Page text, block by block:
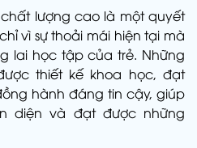
lượng cao là một quyết
vì sự thoải mái hiện tại mà
lai học tập của trẻ. Những
thiết kế khoa học, đạt
hành đáng tin cậy, giúp
diện và đạt được những